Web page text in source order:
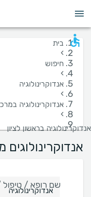
בית
›
חיפוש
›
אנדוקרינולוגיה
›
אנדוקרינולוגיה
›
אנדוקרינולוגיה בראשון לציון
אנדוקרינולוגים
שם רופא / טיפול